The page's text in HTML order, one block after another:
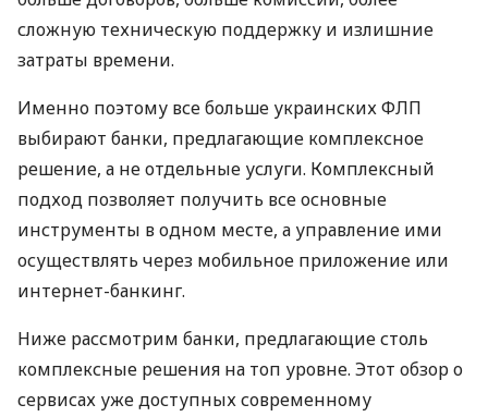
сложную техническую поддержку и излишние
затраты времени.
Именно поэтому все больше украинских ФЛП
выбирают банки, предлагающие комплексное
решение, а не отдельные услуги. Комплексный
подход позволяет получить все основные
инструменты в одном месте, а управление ими
осуществлять через мобильное приложение или
интернет-банкинг.
Ниже рассмотрим банки, предлагающие столь
комплексные решения на топ уровне. Этот обзор о
сервисах уже доступных современному